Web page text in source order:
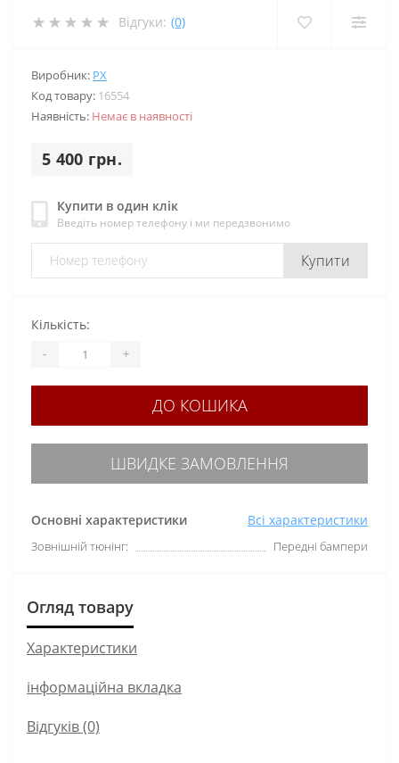
Відгуки: (0)
Виробник: PX
Код товару: 16554
Наявність: Немає в наявності
5 400 грн.
Купити в один клік
Введіть номер телефону і ми передзвонимо
Купити
Основні характеристики Всі характеристики
Зовнішній тюнінг: Передні бампери
Кількість:
- +
ДО КОШИКА
ШВИДКЕ ЗАМОВЛЕННЯ
Огляд товару
Характеристики
інформаційна вкладка
Відгуків (0)